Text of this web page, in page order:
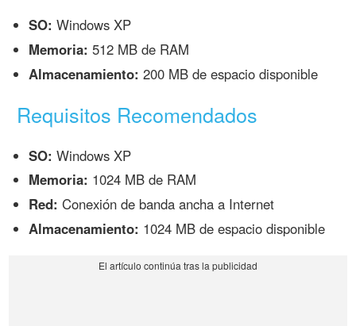
SO: Windows XP
Memoria: 512 MB de RAM
Almacenamiento: 200 MB de espacio disponible
Requisitos Recomendados
SO: Windows XP
Memoria: 1024 MB de RAM
Red: Conexión de banda ancha a Internet
Almacenamiento: 1024 MB de espacio disponible